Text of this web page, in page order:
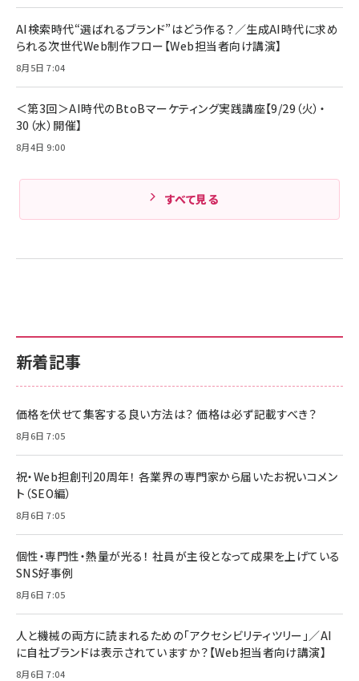
Amazonランキングをもっと見る
ケーブル Anker絡まないケーブル 240W 結束バン
ド付き USB PD対応 シリコン素材採用 iPhone
17 / 16 / 15 / Galaxy iPad Pro MacBook
Pro/Air 各種対応 (1.8m ミッドナイトブラック)
￥1,890
￥4,857
新着記事
価格を伏せて集客する良い方法は？ 価格は必ず記載すべき？
8月6日 7:05
祝・Web担創刊20周年！ 各業界の専門家から届いたお祝いコメン
ト（SEO編）
8月6日 7:05
個性・専門性・熱量が光る！ 社員が主役となって成果を上げている
SNS好事例
8月6日 7:05
人と機械の両方に読まれるための「アクセシビリティツリー」／AI
に自社ブランドは表示されていますか？【Web担当者向け講演】
8月6日 7:04
AI検索時代“選ばれるブランド”はどう作る？／生成AI時代に求め
られる次世代Web制作フロー【Web担当者向け講演】
8月5日 7:04
＜第3回＞AI時代のBtoBマーケティング実践講座【9/29（火）・
30（水）開催】
8月4日 9:00
すべて見る